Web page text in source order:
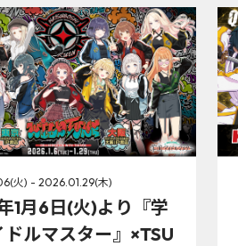
火) - 2026.01.29(木)
1月6日(火)より『学
ドルマスター』×TSU